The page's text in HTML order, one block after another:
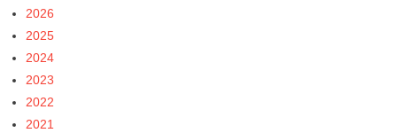
2026
2025
2024
2023
2022
2021